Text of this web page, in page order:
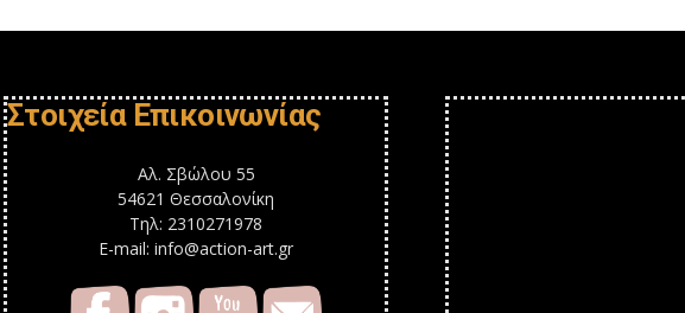
Στοιχεία Επικοινωνίας
Αλ. Σβώλου 55
54621 Θεσσαλονίκη
Τηλ: 2310271978
E-mail: info@action-art.gr